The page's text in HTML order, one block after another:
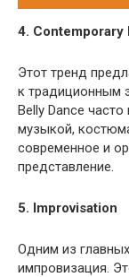
4. Contemporary
Этот тренд
к традиционным
Belly Dance
музыкой,
современное и
представление.
5. Improvisation
Одним из
импровизация.